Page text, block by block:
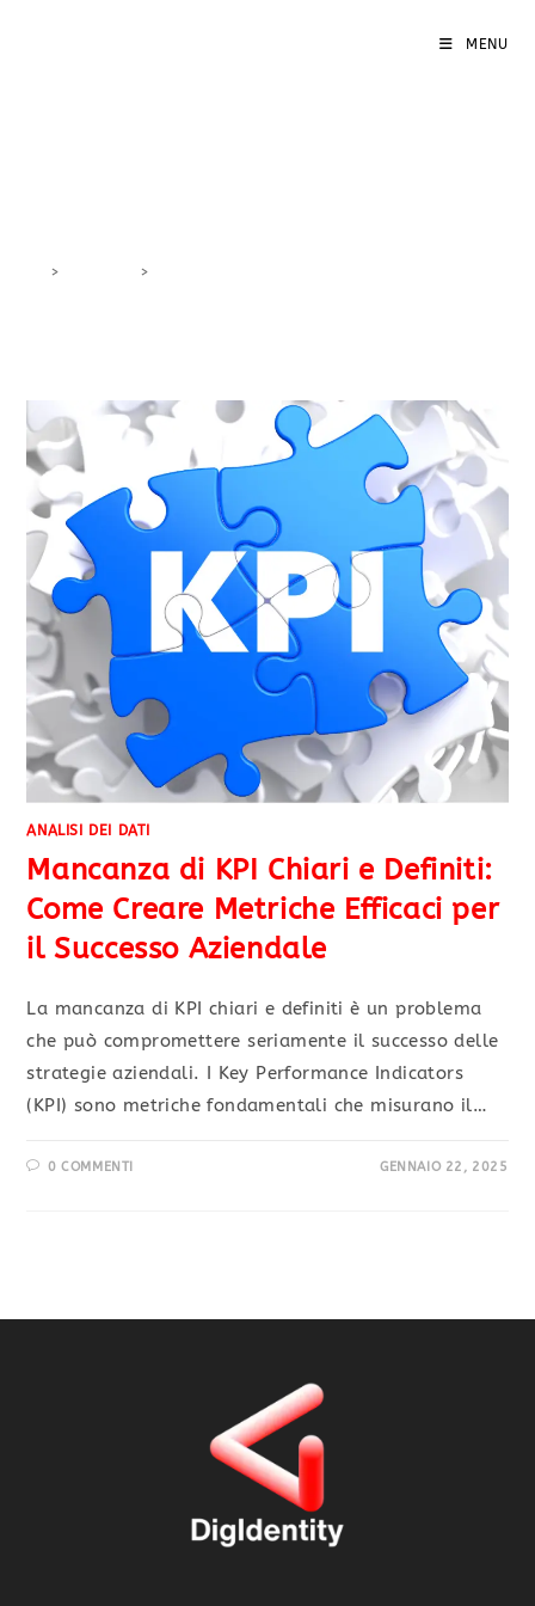
MENU
> >
ANALISI DEI DATI
Mancanza di KPI Chiari e Definiti:
Come Creare Metriche Efficaci per
il Successo Aziendale
La mancanza di KPI chiari e definiti è un problema
che può compromettere seriamente il successo delle
strategie aziendali. I Key Performance Indicators
(KPI) sono metriche fondamentali che misurano il…
0 COMMENTI GENNAIO 22, 2025